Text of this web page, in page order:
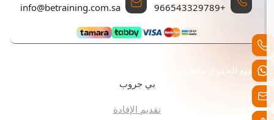
+966543329789
info@betraining.com.sa
جميع الحقوق محفوظة كن للتدريب تم التطوير والتصميم بواسطة
بي جروب
تقديم الإفادة